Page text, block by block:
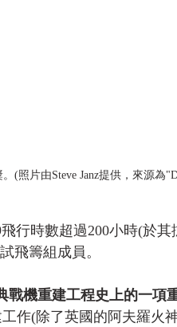
(照片由Steve Janz提供，來源為
行時數超過200小時(於其
飛籌組成員。
戰機重建工程史上的一項
作(除了英國的阿夫羅火